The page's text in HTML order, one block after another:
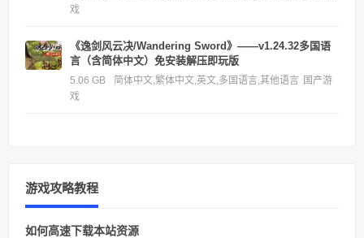
戏
《逸剑风云决/Wandering Sword》——v1.24.32多国语
言（含简体中文）免安装解压即玩版
5.06 GB 简体中文,繁体中文,英文,多国语言,其他语言 国产游
戏
游戏攻略教程
如何高速下载本站资源